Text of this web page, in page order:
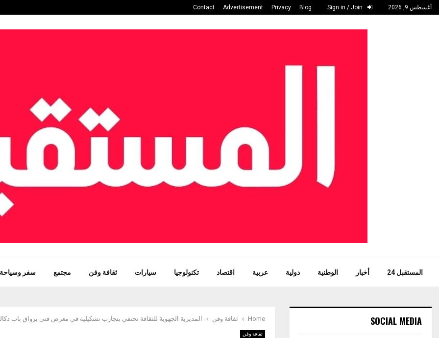
أغسطس 9, 2026 Blog
Privacy
Advertisement
Contact
المستقبل 24 أخبار الوطنية دولية عربية اقتصاد تكنولوجيا سيارات ثقافة وفن مجتمع سفر وسياحة
Home ثقافة وفن المديرية الجهوية للثقافة تحتفي بتجارب تشكيلية في معرض فني برواق باب
ثقافة وفن
SOCIAL MEDIA